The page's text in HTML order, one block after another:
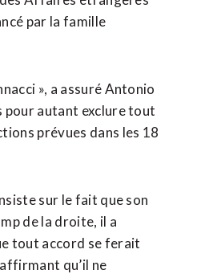
par la famille
», a assuré Antonio
pour autant exclure tout
prévues dans les 18
sur le fait que son
de la droite, il a
tout accord se ferait
qu’il ne